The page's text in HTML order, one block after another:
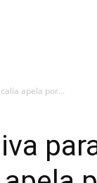
apela por...